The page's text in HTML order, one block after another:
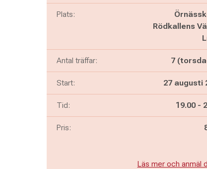
Plats:
Rödkallens
Antal träffar: 7
Start: 27 augusti
Tid: Pågår
19.00 -
Pris:
Läs mer och anmäl